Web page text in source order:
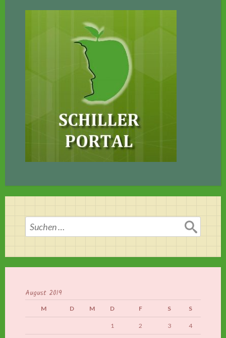
Suchen
nach:
August 2019
M D M D F S S
1 2 3 4